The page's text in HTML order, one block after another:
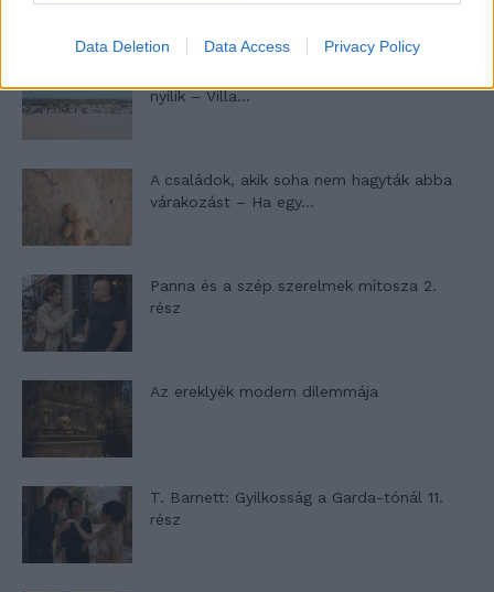
Data Deletion Data Access Privacy Policy
nyílik – Villa...
A családok, akik soha nem hagyták abba
várakozást – Ha egy...
Panna és a szép szerelmek mítosza 2.
rész
Az ereklyék modern dilemmája
T. Barnett: Gyilkosság a Garda-tónál 11.
rész